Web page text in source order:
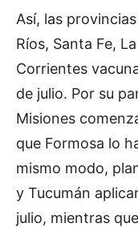
Así, las
Ríos, Santa Fe,
Corrientes
de julio. Por su
Misiones
que Formosa lo
mismo modo,
y Tucumán
julio, mientras